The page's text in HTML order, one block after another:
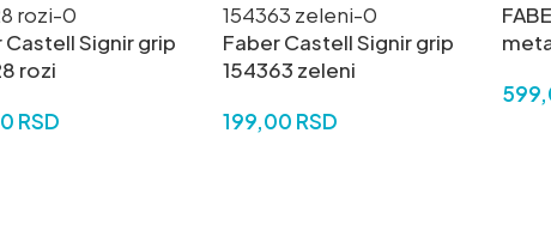
Castell Signir grip
rozi
RSD
Faber Castell Signir grip
154363 zeleni
199,00 RSD